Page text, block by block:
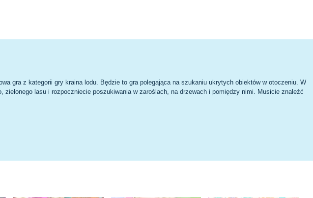
gra z kategorii gry kraina lodu. Będzie to gra polegająca na szukaniu ukrytych obiektów w otoczeniu. W
lasu i rozpoczniecie poszukiwania w zaroślach, na drzewach i pomiędzy nimi. Musicie znaleźć